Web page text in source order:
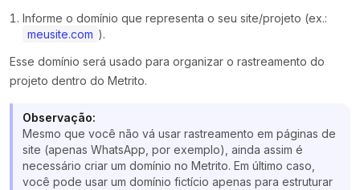
Informe o domínio que representa o seu site/projeto (ex.:
meusite.com ).
Esse domínio será usado para organizar o rastreamento do
projeto dentro do Metrito.
Observação:
Mesmo que você não vá usar rastreamento em páginas de
site (apenas WhatsApp, por exemplo), ainda assim é
necessário criar um domínio no Metrito. Em último caso,
você pode usar um domínio fictício apenas para estruturar